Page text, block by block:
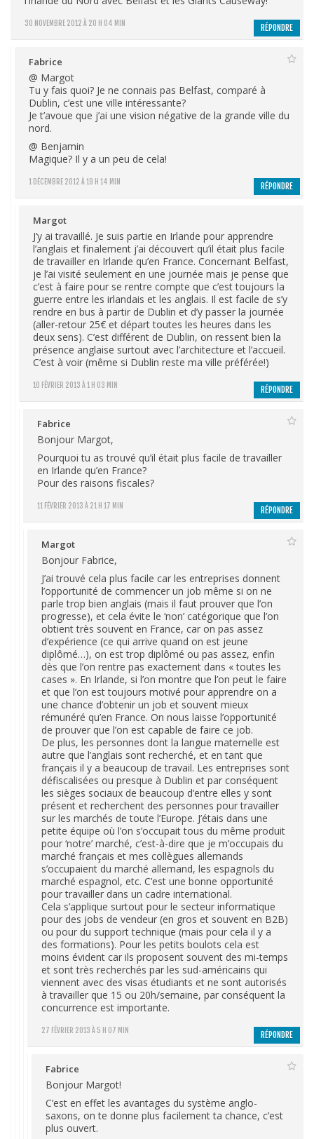
30 NOVEMBRE 2012 À 20 H 04 MIN RÉPONDRE
Fabrice
1 DÉCEMBRE 2012 À 19 H 14 MIN
@ Margot
Tu y fais quoi? Je ne connais pas Belfast, comparé à
Dublin, c’est une ville intéressante?
Je t’avoue que j’ai une vision négative de la grande ville du
nord.
@ Benjamin
Magique? Il y a un peu de cela!
RÉPONDRE
Margot
10 FÉVRIER 2013 À 1 H 03 MIN
J’y ai travaillé. Je suis partie en Irlande pour apprendre
l’anglais et finalement j’ai découvert qu’il était plus facile
de travailler en Irlande qu’en France. Concernant Belfast,
je l’ai visité seulement en une journée mais je pense que
c’est à faire pour se rentre compte que c’est toujours la
guerre entre les irlandais et les anglais. Il est facile de s’y
rendre en bus à partir de Dublin et d’y passer la journée
(aller-retour 25€ et départ toutes les heures dans les
deux sens). C’est différent de Dublin, on ressent bien la
présence anglaise surtout avec l’architecture et l’accueil.
C’est à voir (même si Dublin reste ma ville préférée!)
RÉPONDRE
Fabrice
11 FÉVRIER 2013 À 21 H 17 MIN
Bonjour Margot,
Pourquoi tu as trouvé qu’il était plus facile de travailler
en Irlande qu’en France?
Pour des raisons fiscales?
RÉPONDRE
Margot
27 FÉVRIER 2013 À 5 H 07 MIN
Bonjour Fabrice,
J’ai trouvé cela plus facile car les entreprises donnent
l’opportunité de commencer un job même si on ne
parle trop bien anglais (mais il faut prouver que l’on
progresse), et cela évite le ‘non’ catégorique que l’on
obtient très souvent en France, car on pas assez
d’expérience (ce qui arrive quand on est jeune
diplômé…), on est trop diplômé ou pas assez, enfin
dès que l’on rentre pas exactement dans « toutes les
cases ». En Irlande, si l’on montre que l’on peut le faire
et que l’on est toujours motivé pour apprendre on a
une chance d’obtenir un job et souvent mieux
rémunéré qu’en France. On nous laisse l’opportunité
de prouver que l’on est capable de faire ce job.
De plus, les personnes dont la langue maternelle est
autre que l’anglais sont recherché, et en tant que
français il y a beaucoup de travail. Les entreprises sont
défiscalisées ou presque à Dublin et par conséquent
les sièges sociaux de beaucoup d’entre elles y sont
présent et recherchent des personnes pour travailler
sur les marchés de toute l’Europe. J’étais dans une
petite équipe où l’on s’occupait tous du même produit
pour ‘notre’ marché, c’est-à-dire que je m’occupais du
marché français et mes collègues allemands
s’occupaient du marché allemand, les espagnols du
marché espagnol, etc. C’est une bonne opportunité
pour travailler dans un cadre international.
Cela s’applique surtout pour le secteur informatique
pour des jobs de vendeur (en gros et souvent en B2B)
ou pour du support technique (mais pour cela il y a
des formations). Pour les petits boulots cela est
moins évident car ils proposent souvent des mi-temps
et sont très recherchés par les sud-américains qui
viennent avec des visas étudiants et ne sont autorisés
à travailler que 15 ou 20h/semaine, par conséquent la
concurrence est importante.
RÉPONDRE
Fabrice
Bonjour Margot!
C’est en effet les avantages du système anglo-
saxons, on te donne plus facilement ta chance, c’est
plus ouvert.